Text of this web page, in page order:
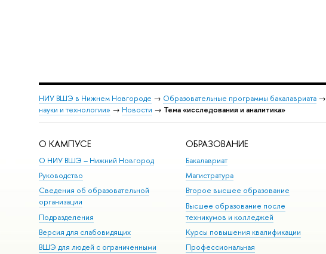
НИУ ВШЭ в Нижнем Новгороде → Образовательные программы бакалавриата→
науки и технологии» → Новости → Тема «исследования и аналитика»
О КАМПУСЕ
О НИУ ВШЭ – Нижний Новгород
Руководство
Сведения об образовательной
организации
Подразделения
Версия для слабовидящих
ВШЭ для людей с ограниченными
ОБРАЗОВАНИЕ
Бакалавриат
Магистратура
Второе высшее образование
Высшее образование после
техникумов и колледжей
Курсы повышения квалификации
Профессиональная